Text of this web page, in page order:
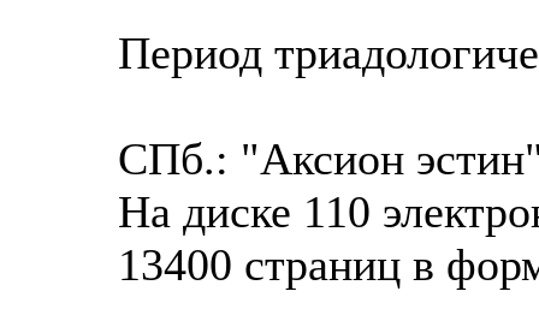
Период
СПб.: "Аксион
На диске 110
13400 страниц в